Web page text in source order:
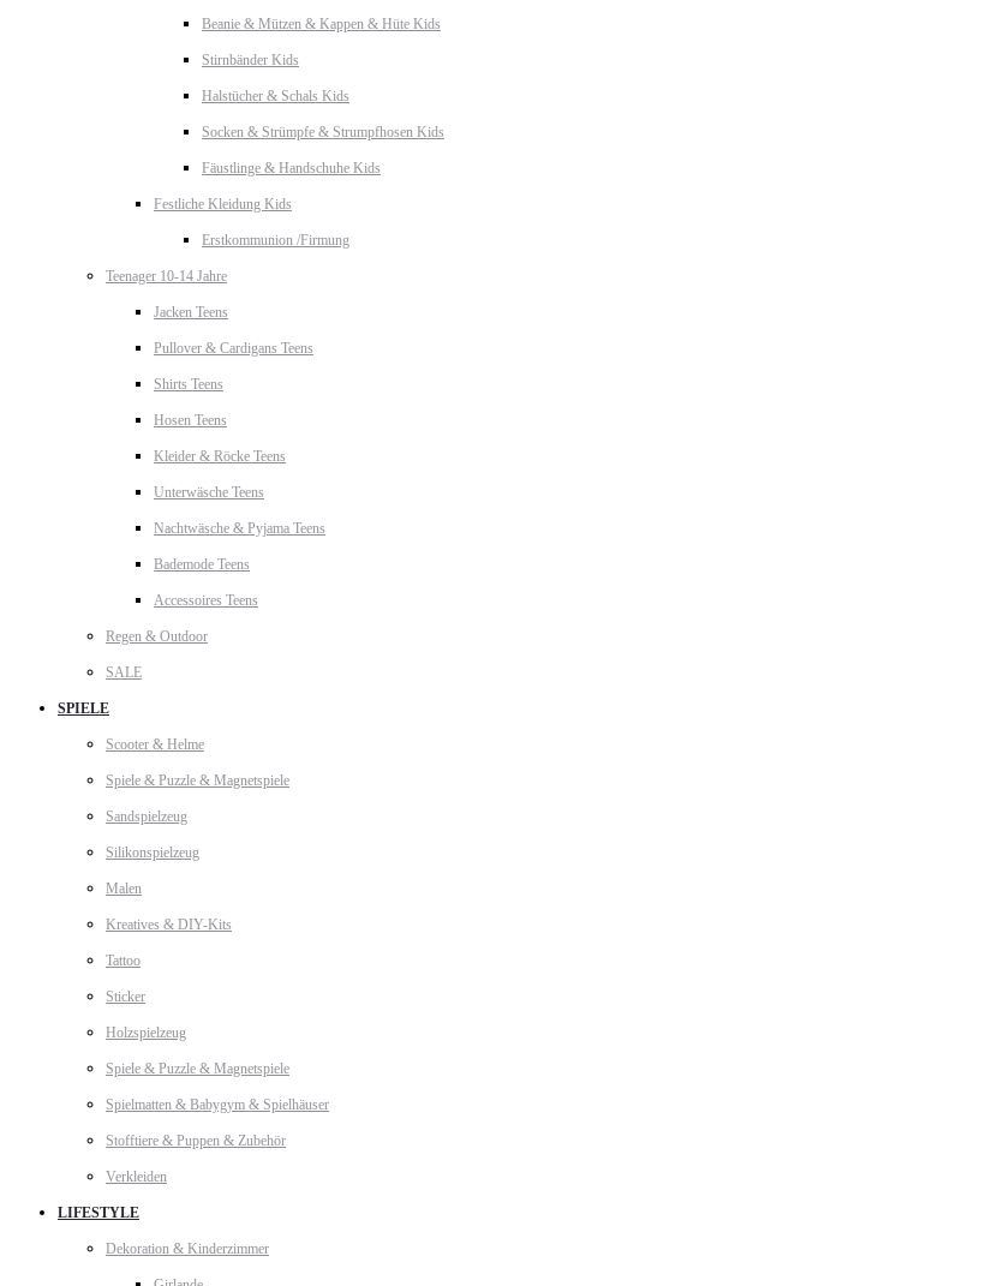
Beanie & Mützen & Kappen & Hüte Kids
Stirnbänder Kids
Halstücher & Schals Kids
Socken & Strümpfe & Strumpfhosen Kids
Fäustlinge & Handschuhe Kids
Festliche Kleidung Kids
Erstkommunion /Firmung
Teenager 10-14 Jahre
Jacken Teens
Pullover & Cardigans Teens
Shirts Teens
Hosen Teens
Kleider & Röcke Teens
Unterwäsche Teens
Nachtwäsche & Pyjama Teens
Bademode Teens
Accessoires Teens
Regen & Outdoor
SALE
SPIELE
Scooter & Helme
Spiele & Puzzle & Magnetspiele
Sandspielzeug
Silikonspielzeug
Malen
Kreatives & DIY-Kits
Tattoo
Sticker
Holzspielzeug
Spiele & Puzzle & Magnetspiele
Spielmatten & Babygym & Spielhäuser
Stofftiere & Puppen & Zubehör
Verkleiden
LIFESTYLE
Dekoration & Kinderzimmer